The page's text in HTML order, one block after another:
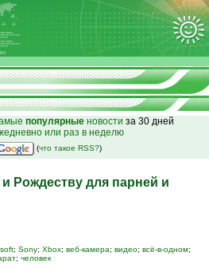
популярные новости за 30 дней
или раз в неделю
(что такое RSS?)
и Рождеству для парней и
; Sony; Xbox; веб-камера; видео; всё-в-одном;
; человек